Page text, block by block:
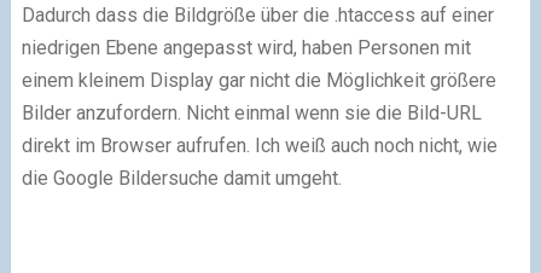
Dadurch dass die Bildgröße über die .htaccess auf einer
niedrigen Ebene angepasst wird, haben Personen mit
einem kleinem Display gar nicht die Möglichkeit größere
Bilder anzufordern. Nicht einmal wenn sie die Bild-URL
direkt im Browser aufrufen. Ich weiß auch noch nicht, wie
die Google Bildersuche damit umgeht.